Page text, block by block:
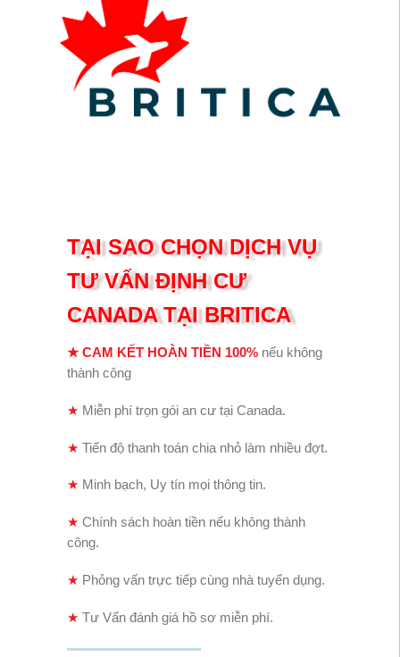
TẠI SAO CHỌN DỊCH VỤ
TƯ VẤN ĐỊNH CƯ
CANADA TẠI BRITICA
★ CAM KẾT HOÀN TIỀN 100% nếu không
thành công
★ Miễn phí trọn gói an cư tại Canada.
★ Tiến độ thanh toán chia nhỏ làm nhiều đợt.
★ Minh bạch, Uy tín mọi thông tin.
★ Chính sách hoàn tiền nếu không thành
công.
★ Phỏng vấn trực tiếp cùng nhà tuyển dụng.
★ Tư Vấn đánh giá hồ sơ miễn phí.